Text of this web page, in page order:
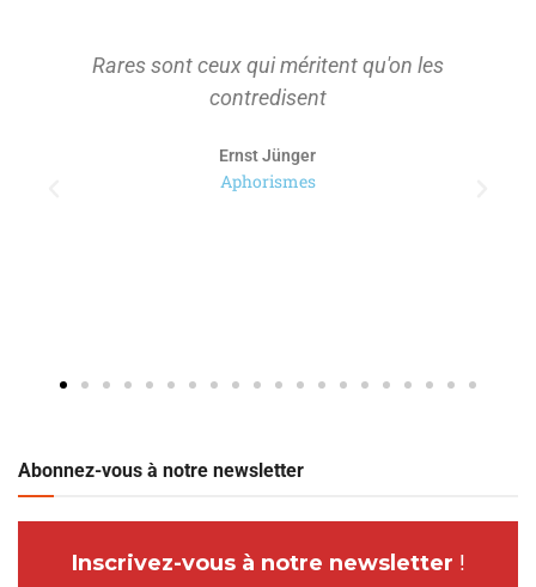
Rares sont ceux qui méritent qu'on les
contredisent
Ernst Jünger
Aphorismes
Abonnez-vous à notre newsletter
Inscrivez-vous à notre newsletter !